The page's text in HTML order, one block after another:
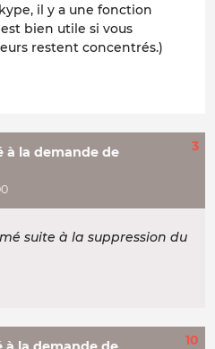
il y a une fonction
bien utile si vous
restent concentrés.)
à la demande de
3
suite à la suppression du
10